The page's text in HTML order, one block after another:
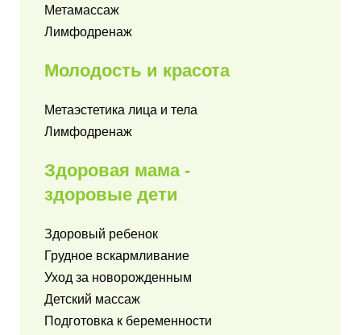
Метамассаж
Лимфодренаж
Молодость и красота
Метаэстетика лица и тела
Лимфодренаж
Здоровая мама -
здоровые дети
Здоровый ребенок
Грудное вскармливание
Уход за новорожденным
Детский массаж
Подготовка к беременности